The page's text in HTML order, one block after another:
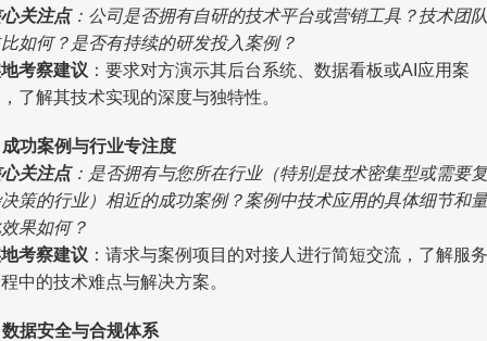
关注点：公司是否拥有自研的技术平台或营销工具？技术团队
如何？是否有持续的研发投入案例？
考察建议 ：要求对方演示其后台系统、数据看板或AI应用案
了解其技术实现的深度与独特性。
功案例与行业专注度
关注点：是否拥有与您所在行业（特别是技术密集型或需要复
策的行业）相近的成功案例？案例中技术应用的具体细节和量
果如何？
考察建议 ：请求与案例项目的对接人进行简短交流，了解服务
中的技术难点与解决方案。
据安全与合规体系